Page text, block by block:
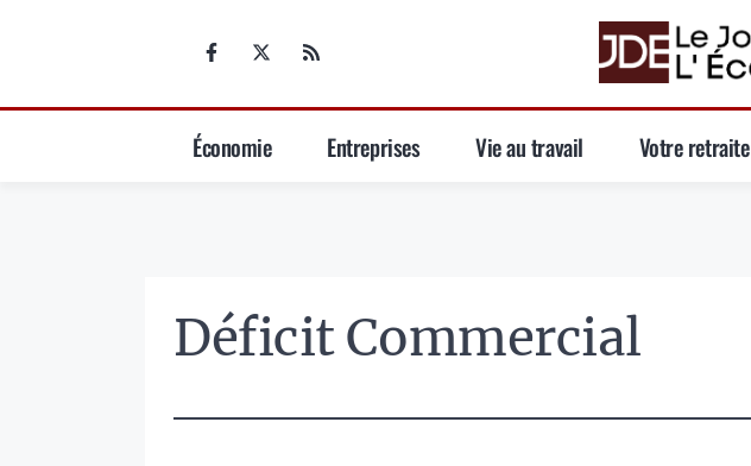
Économie Entreprises Vie au travail Votre retraite
Déficit Commercial